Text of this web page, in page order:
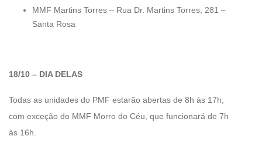
MMF Martins Torres – Rua Dr. Martins Torres, 281 –
Santa Rosa
18/10 – DIA DELAS
Todas as unidades do PMF estarão abertas de 8h às 17h,
com exceção do MMF Morro do Céu, que funcionará de 7h
às 16h.